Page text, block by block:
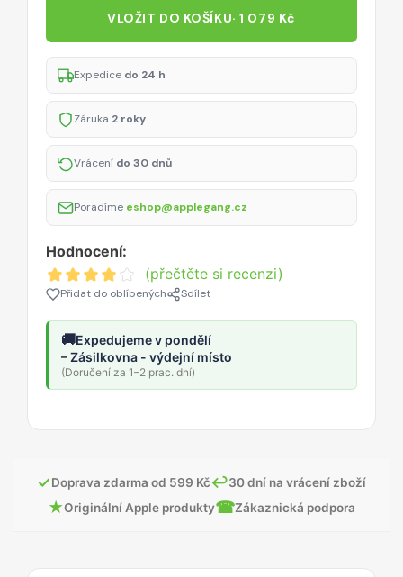
VLOŽIT DO KOŠÍKU· 1 079 Kč
Expedice do 24 h
Záruka 2 roky
Vrácení do 30 dnů
Poradíme eshop@applegang.cz
Hodnocení:
(přečtěte si recenzi)
Přidat do oblíbených Sdílet
🚚Expedujeme v pondělí
– Zásilkovna - výdejní místo
(Doručení za 1–2 prac. dní)
✓Doprava zdarma od 599 Kč↩30 dní na vrácení zboží
★Originální Apple produkty☎Zákaznická podpora